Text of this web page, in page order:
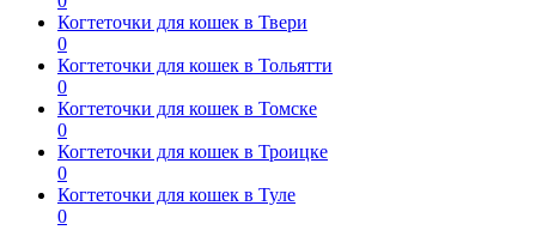
Когтеточки для кошек в Твери
0
Когтеточки для кошек в Тольятти
0
Когтеточки для кошек в Томске
0
Когтеточки для кошек в Троицке
0
Когтеточки для кошек в Туле
0